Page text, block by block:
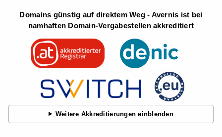
Domains günstig auf direktem Weg - Avernis ist bei
namhaften Domain-Vergabestellen akkreditiert
Weitere Akkreditierungen einblenden